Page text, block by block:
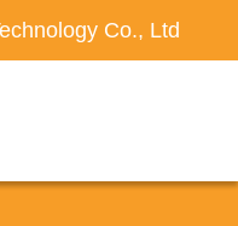
Co., Ltd.